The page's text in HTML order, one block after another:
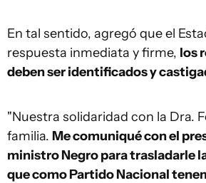
En tal sentido, agregó que el
respuesta inmediata y firme, los
deben ser identificados y
"Nuestra solidaridad con la Dra.
familia. Me comuniqué con el
ministro Negro para trasladarle
que como Partido Nacional